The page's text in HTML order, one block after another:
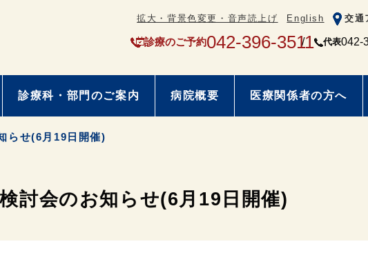
拡大・背景色変更・音声読上げ English 交通
診療のご予約042-396-3511 代表042-
診療科・部門のご案内 病院概要 医療関係者の方へ
らせ(6月19日開催)
討会のお知らせ(6月19日開催)